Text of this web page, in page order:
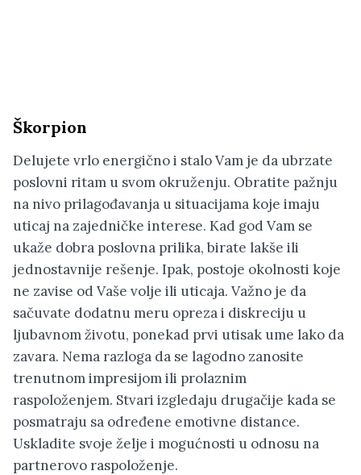
Škorpion
Delujete vrlo energično i stalo Vam je da ubrzate
poslovni ritam u svom okruženju. Obratite pažnju
na nivo prilagođavanja u situacijama koje imaju
uticaj na zajedničke interese. Kad god Vam se
ukaže dobra poslovna prilika, birate lakše ili
jednostavnije rešenje. Ipak, postoje okolnosti koje
ne zavise od Vaše volje ili uticaja. Važno je da
sačuvate dodatnu meru opreza i diskreciju u
ljubavnom životu, ponekad prvi utisak ume lako da
zavara. Nema razloga da se lagodno zanosite
trenutnom impresijom ili prolaznim
raspoloženjem. Stvari izgledaju drugačije kada se
posmatraju sa određene emotivne distance.
Uskladite svoje želje i mogućnosti u odnosu na
partnerovo raspoloženje.